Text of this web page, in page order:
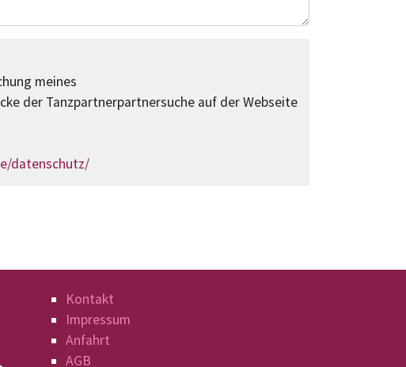
meines
der Tanzpartnerpartnersuche auf der Webseite
datenschutz/
Kontakt
Impressum
Anfahrt
AGB